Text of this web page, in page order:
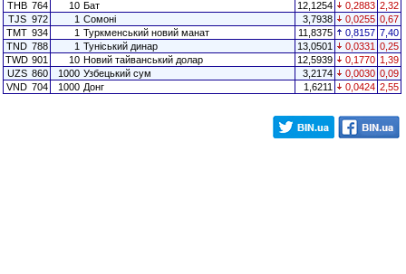
THB 764 10 Бат 12,1254 0,2883 2,32
TJS 972 1 Сомоні 3,7938 0,0255 0,67
TMT 934 1 Туркменський новий манат 11,8375 0,8157 7,40
TND 788 1 Туніський динар 13,0501 0,0331 0,25
TWD 901 10 Новий тайванський долар 12,5939 0,1770 1,39
UZS 860 1000 Узбецький сум 3,2174 0,0030 0,09
VND 704 1000 Донг 1,6211 0,0424 2,55